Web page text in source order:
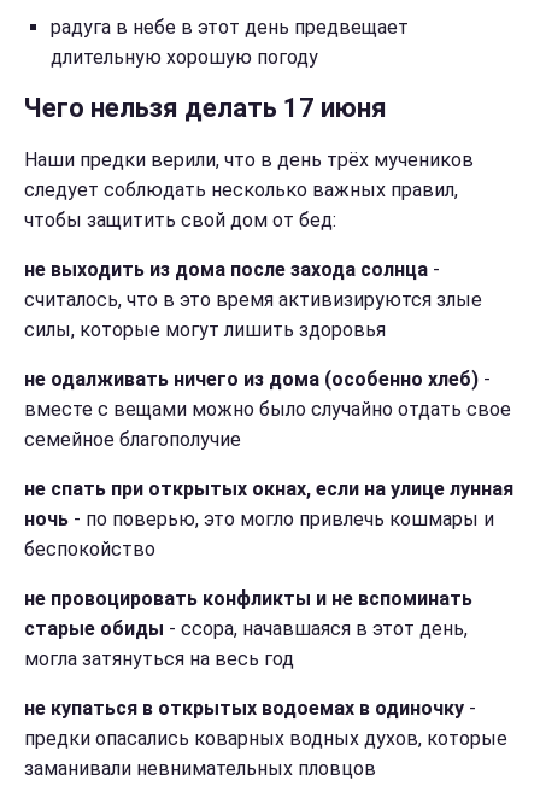
радуга в небе в этот день предвещает
длительную хорошую погоду
Чего нельзя делать 17 июня
Наши предки верили, что в день трёх мучеников
следует соблюдать несколько важных правил,
чтобы защитить свой дом от бед:
не выходить из дома после захода солнца -
считалось, что в это время активизируются злые
силы, которые могут лишить здоровья
не одалживать ничего из дома (особенно хлеб) -
вместе с вещами можно было случайно отдать свое
семейное благополучие
не спать при открытых окнах, если на улице лунная
ночь - по поверью, это могло привлечь кошмары и
беспокойство
не провоцировать конфликты и не вспоминать
старые обиды - ссора, начавшаяся в этот день,
могла затянуться на весь год
не купаться в открытых водоемах в одиночку -
предки опасались коварных водных духов, которые
заманивали невнимательных пловцов